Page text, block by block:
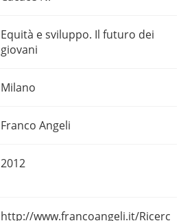
Equità e sviluppo. Il futuro dei
giovani
Milano
Franco Angeli
2012
http://www.francoangeli.it/Ricerc